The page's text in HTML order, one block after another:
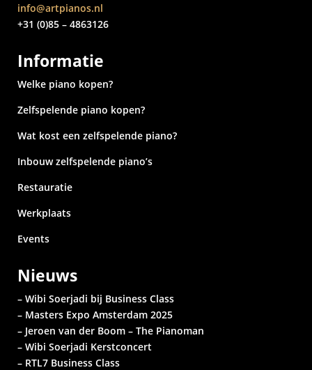
info@artpianos.nl
+31 (0)85 – 4863126
Informatie
Welke piano kopen?
Zelfspelende piano kopen?
Wat kost een zelfspelende piano?
Inbouw zelfspelende piano’s
Restauratie
Werkplaats
Events
Nieuws
– Wibi Soerjadi bij Business Class
– Masters Expo Amsterdam 2025
– Jeroen van der Boom – The Pianoman
– Wibi Soerjadi Kerstconcert
– RTL7 Business Class